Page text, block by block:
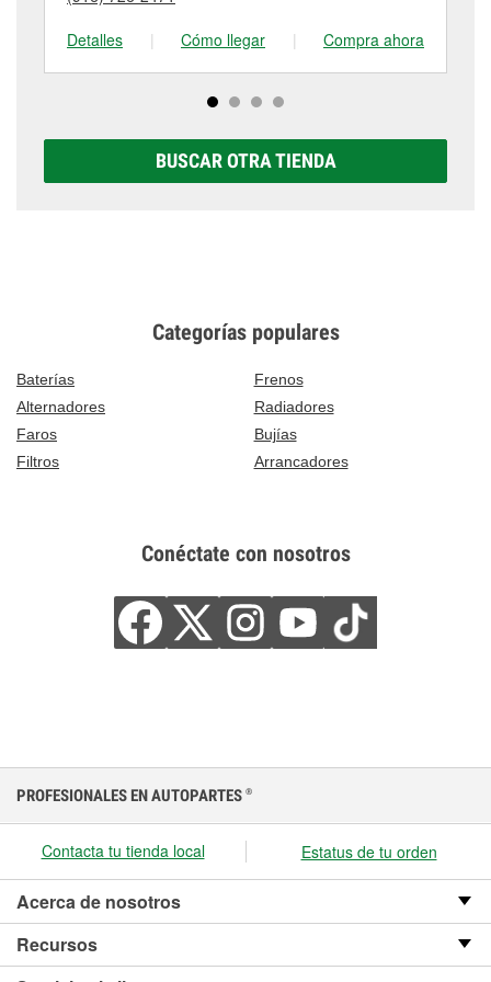
tienda #2607 para obtener más información.
Detalles
| Cómo llegar | Compra ahora
BUSCAR OTRA TIENDA
Categorías populares
Baterías
Frenos
Alternadores
Radiadores
Faros
Bujías
Filtros
Arrancadores
Conéctate con nosotros
PROFESIONALES EN AUTOPARTES ®
Contacta tu tienda local Estatus de tu orden
Acerca de nosotros
Recursos